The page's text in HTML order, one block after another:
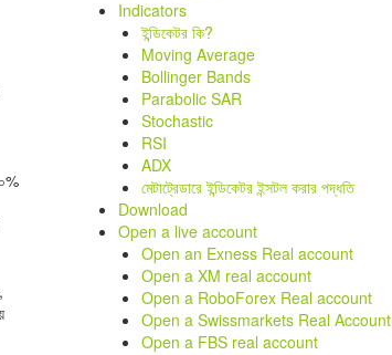
Indicators
ইন্ডিকেটর কি?
Moving Average
Bollinger Bands
Parabolic SAR
Stochastic
RSI
ADX
মেটাট্রেডারে ইন্ডিকেটর ইন্সটল করার পদ্ধতি
Download
Open a live account
Open an Exness Real account
Open a XM real account
Open a RoboForex Real account
Open a Swissmarkets Real Account
Open a FBS real account